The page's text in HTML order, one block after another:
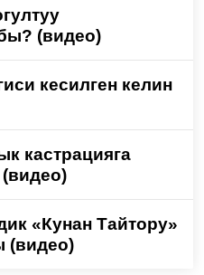
(видео)
кесилген келин
кастрацияга
«Кунан Тайтору»
(видео)